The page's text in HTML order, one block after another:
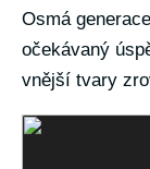
Osmá
očekávaný
vnější tvary